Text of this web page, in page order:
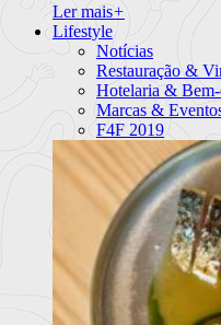
Ler mais+
Lifestyle
Notícias
Restauração &
Hotelaria & Bem-
Marcas &
F4F 2019